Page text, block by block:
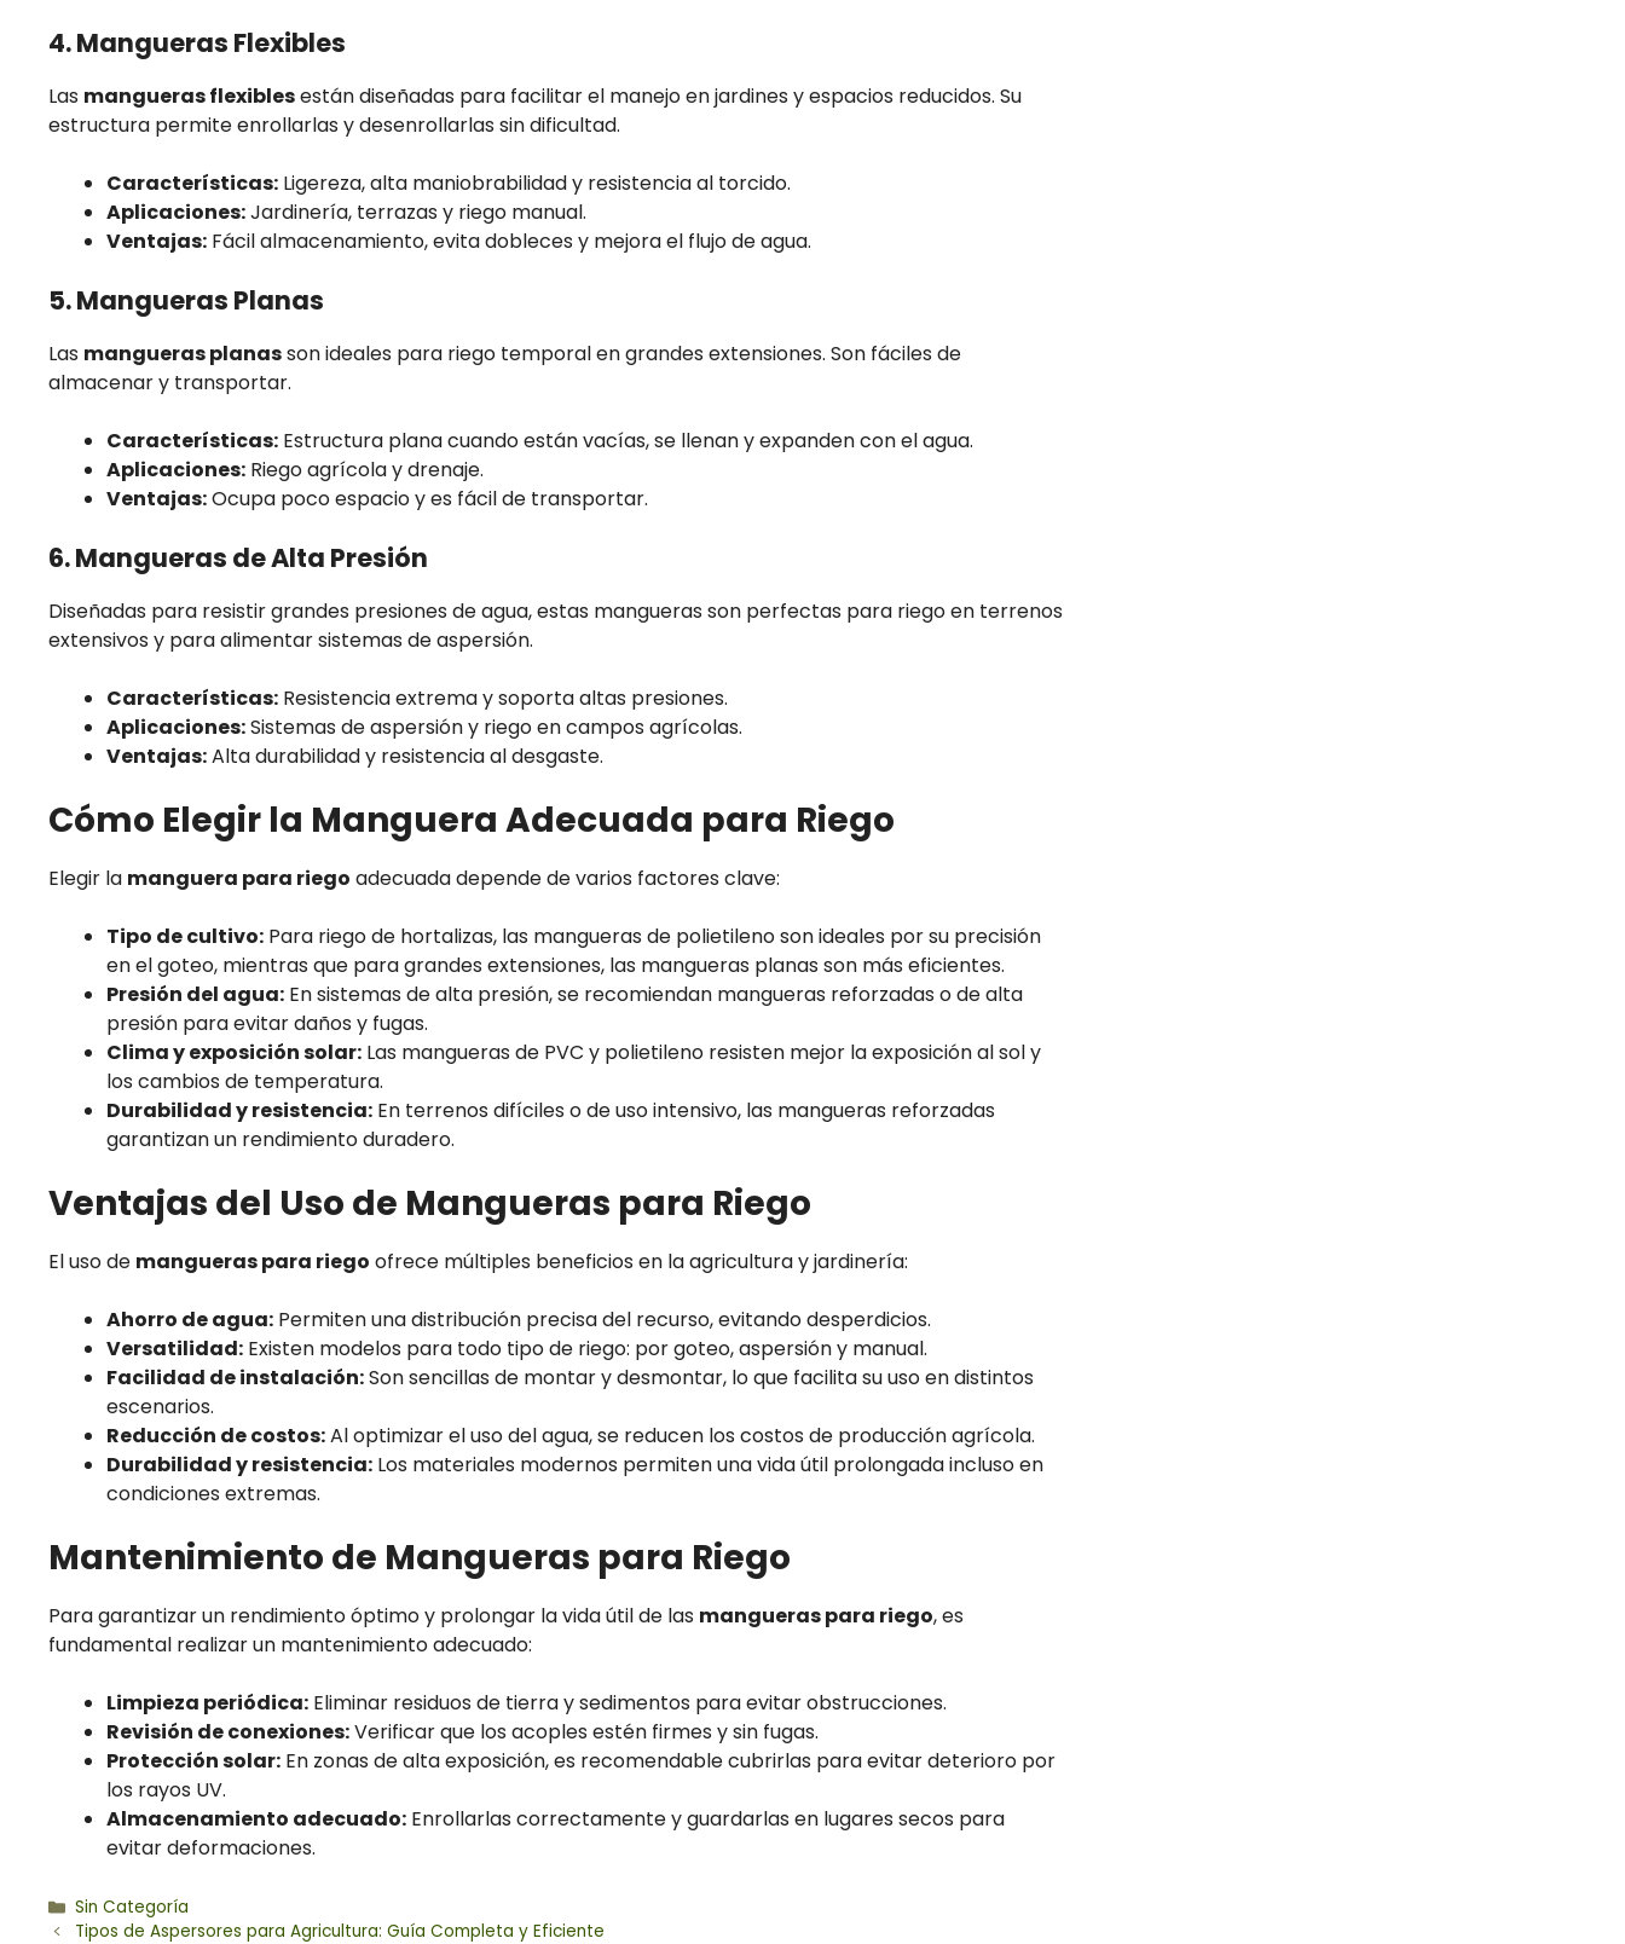
4. Mangueras Flexibles
Las mangueras flexiblesestán diseñadas para facilitar el manejo en jardines y espacios reducidos. Su
estructura permite enrollarlas y desenrollarlas sin dificultad.
Características: Ligereza, alta maniobrabilidad y resistencia al torcido.
Aplicaciones:Jardinería, terrazas y riego manual.
Ventajas: Fácil almacenamiento, evita dobleces y mejora el flujo de agua.
5. Mangueras Planas
Las mangueras planasson ideales para riego temporal en grandes extensiones. Son fáciles de
almacenar y transportar.
Características: Estructura plana cuando están vacías, se llenan y expanden con el agua.
Aplicaciones: Riego agrícola y drenaje.
Ventajas:Ocupa poco espacio y es fácil de transportar.
6. Mangueras de Alta Presión
Diseñadas para resistir grandes presiones de agua, estas mangueras son perfectas para riego en terrenos
extensivos y para alimentar sistemas de aspersión.
Características: Resistencia extrema y soporta altas presiones.
Aplicaciones:Sistemas de aspersión y riego en campos agrícolas.
Ventajas:Alta durabilidad y resistencia al desgaste.
Cómo Elegir la Manguera Adecuada para Riego
Elegir la manguera para riego adecuada depende de varios factores clave:
Tipo de cultivo: Para riego de hortalizas, las mangueras de polietileno son ideales por su precisión
en el goteo, mientras que para grandes extensiones, las mangueras planas son más eficientes.
Presión del agua: En sistemas de alta presión, se recomiendan mangueras reforzadas o de alta
presión para evitar daños y fugas.
Clima y exposición solar: Las mangueras de PVC y polietileno resisten mejor la exposición al sol y
los cambios de temperatura.
Durabilidad y resistencia: En terrenos difíciles o de uso intensivo, las mangueras reforzadas
garantizan un rendimiento duradero.
Ventajas del Uso de Mangueras para Riego
El uso de mangueras para riego ofrece múltiples beneficios en la agricultura y jardinería:
Ahorro de agua: Permiten una distribución precisa del recurso, evitando desperdicios.
Versatilidad: Existen modelos para todo tipo de riego: por goteo, aspersión y manual.
Facilidad de instalación:Son sencillas de montar y desmontar, lo que facilita su uso en distintos
escenarios.
Reducción de costos:Al optimizar el uso del agua, se reducen los costos de producción agrícola.
Durabilidad y resistencia: Los materiales modernos permiten una vida útil prolongada incluso en
condiciones extremas.
Mantenimiento de Mangueras para Riego
Para garantizar un rendimiento óptimo y prolongar la vida útil de las mangueras para riego, es
fundamental realizar un mantenimiento adecuado:
Limpieza periódica: Eliminar residuos de tierra y sedimentos para evitar obstrucciones.
Revisión de conexiones:Verificar que los acoples estén firmes y sin fugas.
Protección solar: En zonas de alta exposición, es recomendable cubrirlas para evitar deterioro por
los rayos UV.
Almacenamiento adecuado: Enrollarlas correctamente y guardarlas en lugares secos para
evitar deformaciones.
Categorías
Sin Categoría
Tipos de Aspersores para Agricultura: Guía Completa y Eficiente